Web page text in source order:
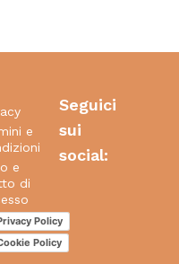
e
e
di
Policy
Policy
Seguici
sui
social: